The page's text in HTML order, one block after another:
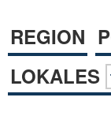
REGION
LOKALES